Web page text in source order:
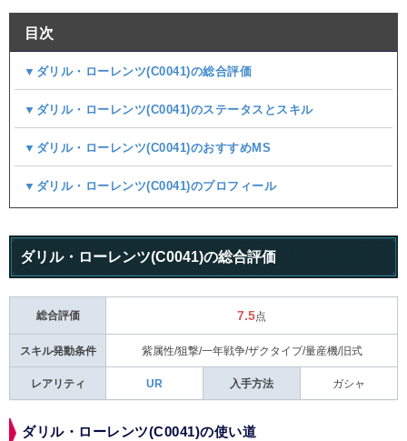
目次
▼ダリル・ローレンツ(C0041)の総合評価
▼ダリル・ローレンツ(C0041)のステータスとスキル
▼ダリル・ローレンツ(C0041)のおすすめMS
▼ダリル・ローレンツ(C0041)のプロフィール
ダリル・ローレンツ(C0041)の総合評価
総合評価 7.5点
スキル発動条件 紫属性/狙撃/一年戦争/ザクタイプ/量産機/旧式
レアリティ UR 入手方法 ガシャ
ダリル・ローレンツ(C0041)の使い道